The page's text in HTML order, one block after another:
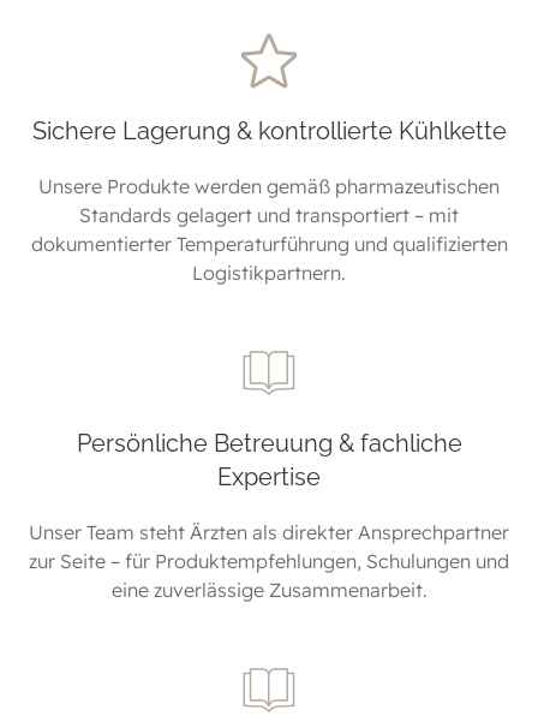
Sichere Lagerung & kontrollierte Kühlkette
Unsere Produkte werden gemäß pharmazeutischen
Standards gelagert und transportiert – mit
dokumentierter Temperaturführung und qualifizierten
Logistikpartnern.
Persönliche Betreuung & fachliche
Expertise
Unser Team steht Ärzten als direkter Ansprechpartner
zur Seite – für Produktempfehlungen, Schulungen und
eine zuverlässige Zusammenarbeit.